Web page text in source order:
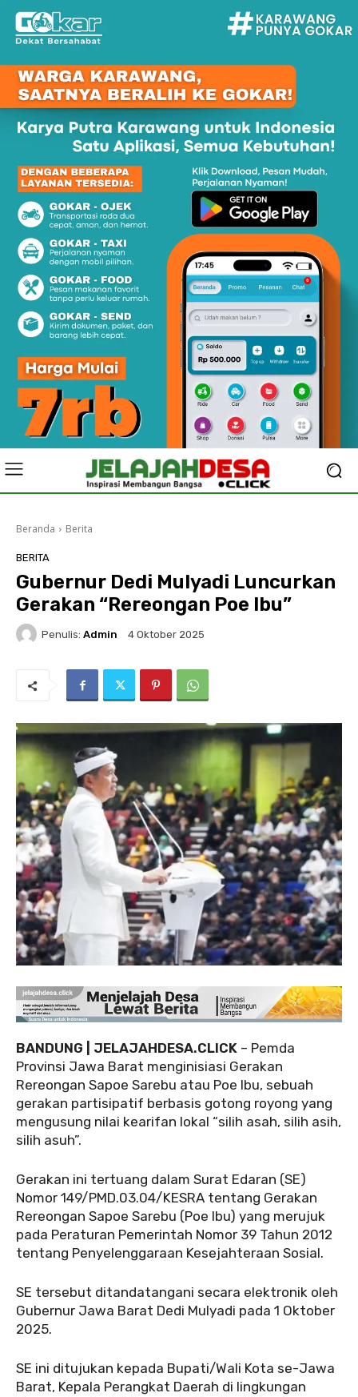
Beranda Berita
BERITA
Gubernur Dedi Mulyadi Luncurkan
Gerakan “Rereongan Poe Ibu”
Penulis: Admin 4 Oktober 2025
BANDUNG | JELAJAHDESA.CLICK – Pemda
Provinsi Jawa Barat menginisiasi Gerakan
Rereongan Sapoe Sarebu atau Poe Ibu, sebuah
gerakan partisipatif berbasis gotong royong yang
mengusung nilai kearifan lokal “silih asah, silih asih,
silih asuh”.
Gerakan ini tertuang dalam Surat Edaran (SE)
Nomor 149/PMD.03.04/KESRA tentang Gerakan
Rereongan Sapoe Sarebu (Poe Ibu) yang merujuk
pada Peraturan Pemerintah Nomor 39 Tahun 2012
tentang Penyelenggaraan Kesejahteraan Sosial.
SE tersebut ditandatangani secara elektronik oleh
Gubernur Jawa Barat Dedi Mulyadi pada 1 Oktober
2025.
SE ini ditujukan kepada Bupati/Wali Kota se-Jawa
Barat, Kepala Perangkat Daerah di lingkungan